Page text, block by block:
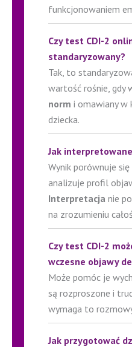
funkcjonowaniem
Czy test CDI-2
standaryzowany?
Tak, to
wartość rośnie, gdy
norm i omawiany w
dziecka.
Jak
Wynik porównuje
analizuje profil
Interpretacja nie
na zrozumieniu
Czy test CDI-2
wczesne objawy
Może pomóc je
są rozproszone i
wymaga to
Jak przygotować